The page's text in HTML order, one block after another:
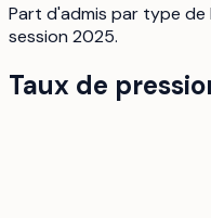
Part d'admis par type
session 2025.
Taux de